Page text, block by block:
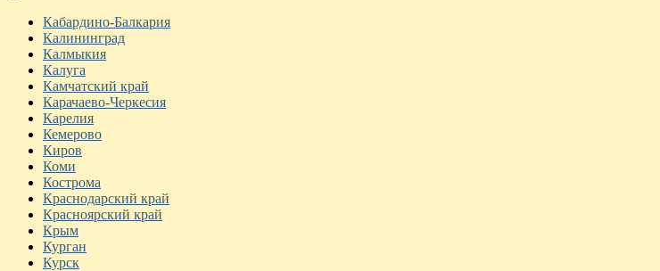
Кабардино-Балкария
Калининград
Калмыкия
Калуга
Камчатский край
Карачаево-Черкесия
Карелия
Кемерово
Киров
Коми
Кострома
Краснодарский край
Красноярский край
Крым
Курган
Курск